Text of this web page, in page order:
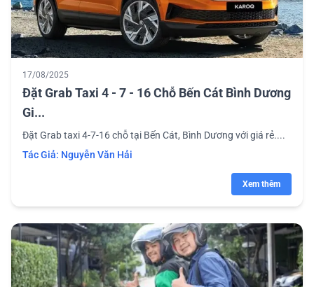
17/08/2025
Đặt Grab Taxi 4 - 7 - 16 Chỗ Bến Cát Bình Dương
Gi...
Đặt Grab taxi 4-7-16 chỗ tại Bến Cát, Bình Dương với giá rẻ....
Tác Giả: Nguyễn Văn Hải
Xem thêm